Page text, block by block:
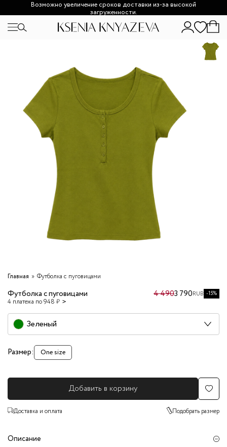
Возможно увеличение сроков доставки из-за высокой
загруженности.
Главная Футболка с пуговицами
Футболка с пуговицами
4 платежа по 948 ₽
4 4903 790RUB -15%
Зеленый
Размер: One size
Добавить в корзину
Доставка и оплата Подобрать размер
Описание